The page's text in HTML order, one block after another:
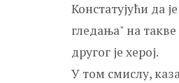
Констатујући да
гледања" на такве
другог је херој.
У том смислу,